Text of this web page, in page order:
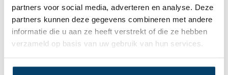
partners voor social media, adverteren en analyse. Deze
partners kunnen deze gegevens combineren met andere
informatie die u aan ze heeft verstrekt of die ze hebben
verzameld op basis van uw gebruik van hun services.
Op voorraad
Contact